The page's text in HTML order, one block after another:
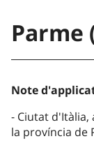
Parme
Note
Ciutat d'Itàlia,
la província de